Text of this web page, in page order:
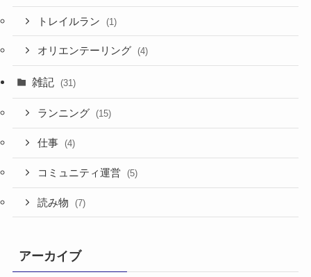
トレイルラン (1)
オリエンテーリング (4)
雑記 (31)
ランニング (15)
仕事 (4)
コミュニティ運営 (5)
読み物 (7)
アーカイブ